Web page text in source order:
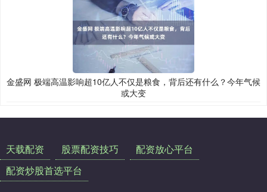
金盛网 极端高温影响超10亿人不仅是粮食，背后还有什么？今年气候
或大变
天载配资 股票配资技巧
配资放心平台
配资炒股首选平台